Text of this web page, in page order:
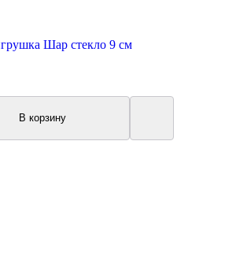
Шар стекло 9 см
В корзину